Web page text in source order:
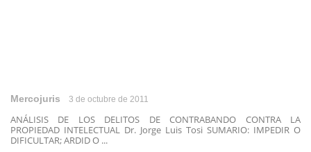
Mercojuris 3 de octubre de 2011
ANÁLISIS DE LOS DELITOS DE CONTRABANDO CONTRA LA
PROPIEDAD INTELECTUAL Dr. Jorge Luis Tosi SUMARIO: IMPEDIR O
DIFICULTAR; ARDID O ...